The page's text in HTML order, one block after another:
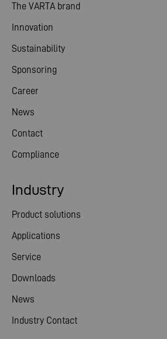
The VARTA brand
Innovation
Sustainability
Sponsoring
Career
News
Contact
Compliance
Industry
Product solutions
Applications
Service
Downloads
News
Industry Contact